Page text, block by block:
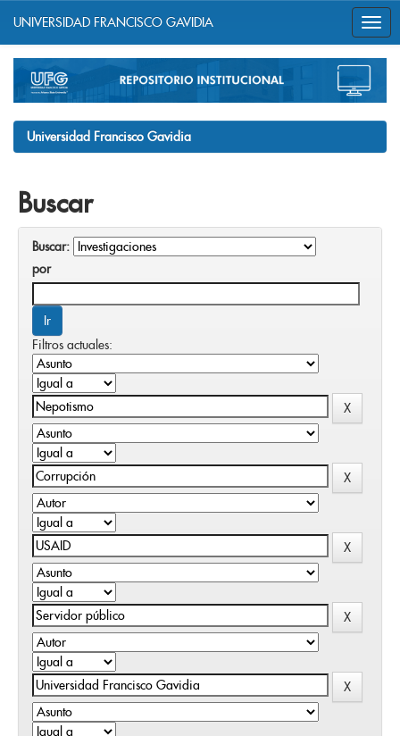
navigation
UNIVERSIDAD FRANCISCO GAVIDIA
Universidad Francisco Gavidia
Buscar
Buscar:
por
Filtros actuales: